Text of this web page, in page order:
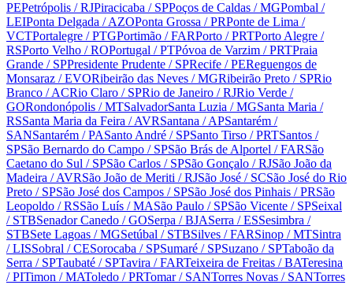
PEPetrópolis / RJPiracicaba / SPPoços de Caldas / MGPombal /
LEIPonta Delgada / AZOPonta Grossa / PRPonte de Lima /
VCTPortalegre / PTGPortimão / FARPorto / PRTPorto Alegre /
RSPorto Velho / ROPortugal / PTPóvoa de Varzim / PRTPraia
Grande / SPPresidente Prudente / SPRecife / PEReguengos de
Monsaraz / EVORibeirão das Neves / MGRibeirão Preto / SPRio
Branco / ACRio Claro / SPRio de Janeiro / RJRio Verde /
GORondonópolis / MTSalvadorSanta Luzia / MGSanta Maria /
RSSanta Maria da Feira / AVRSantana / APSantarém /
SANSantarém / PASanto André / SPSanto Tirso / PRTSantos /
SPSão Bernardo do Campo / SPSão Brás de Alportel / FARSão
Caetano do Sul / SPSão Carlos / SPSão Gonçalo / RJSão João da
Madeira / AVRSão João de Meriti / RJSão José / SCSão José do Rio
Preto / SPSão José dos Campos / SPSão José dos Pinhais / PRSão
Leopoldo / RSSão Luís / MASão Paulo / SPSão Vicente / SPSeixal
/ STBSenador Canedo / GOSerpa / BJASerra / ESSesimbra /
STBSete Lagoas / MGSetúbal / STBSilves / FARSinop / MTSintra
/ LISSobral / CESorocaba / SPSumaré / SPSuzano / SPTaboão da
Serra / SPTaubaté / SPTavira / FARTeixeira de Freitas / BATeresina
/ PITimon / MAToledo / PRTomar/ SANTorres Novas / SANTorres